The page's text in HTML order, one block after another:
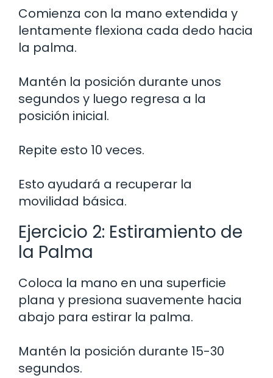
Comienza con la mano extendida y
lentamente flexiona cada dedo hacia
la palma.
Mantén la posición durante unos
segundos y luego regresa a la
posición inicial.
Repite esto 10 veces.
Esto ayudará a recuperar la
movilidad básica.
Ejercicio 2: Estiramiento de
la Palma
Coloca la mano en una superficie
plana y presiona suavemente hacia
abajo para estirar la palma.
Mantén la posición durante 15-30
segundos.